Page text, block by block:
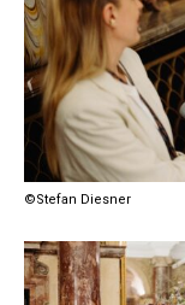
©Stefan Diesner